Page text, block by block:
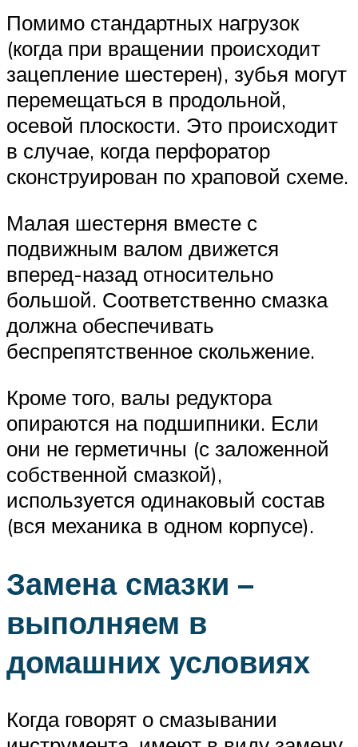
Помимо стандартных нагрузок
(когда при вращении происходит
зацепление шестерен), зубья могут
перемещаться в продольной,
осевой плоскости. Это происходит
в случае, когда перфоратор
сконструирован по храповой схеме.
Малая шестерня вместе с
подвижным валом движется
вперед-назад относительно
большой. Соответственно смазка
должна обеспечивать
беспрепятственное скольжение.
Кроме того, валы редуктора
опираются на подшипники. Если
они не герметичны (с заложенной
собственной смазкой),
используется одинаковый состав
(вся механика в одном корпусе).
Замена смазки –
выполняем в
домашних условиях
Когда говорят о смазывании